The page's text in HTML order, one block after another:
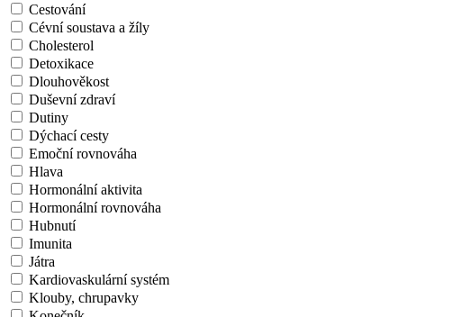
Cestování
Cévní soustava a žíly
Cholesterol
Detoxikace
Dlouhověkost
Duševní zdraví
Dutiny
Dýchací cesty
Emoční rovnováha
Hlava
Hormonální aktivita
Hormonální rovnováha
Hubnutí
Imunita
Játra
Kardiovaskulární systém
Klouby, chrupavky